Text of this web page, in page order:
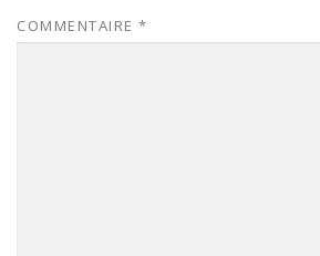
COMMENTAIRE *